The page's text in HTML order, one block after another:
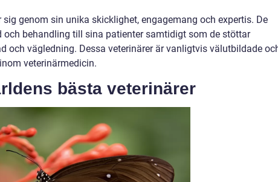
genom sin unika skicklighet, engagemang och expertis. De
och behandling till sina patienter samtidigt som de stöttar
och vägledning. Dessa veterinärer är vanligtvis välutbildade
veterinärmedicin.
bästa veterinärer